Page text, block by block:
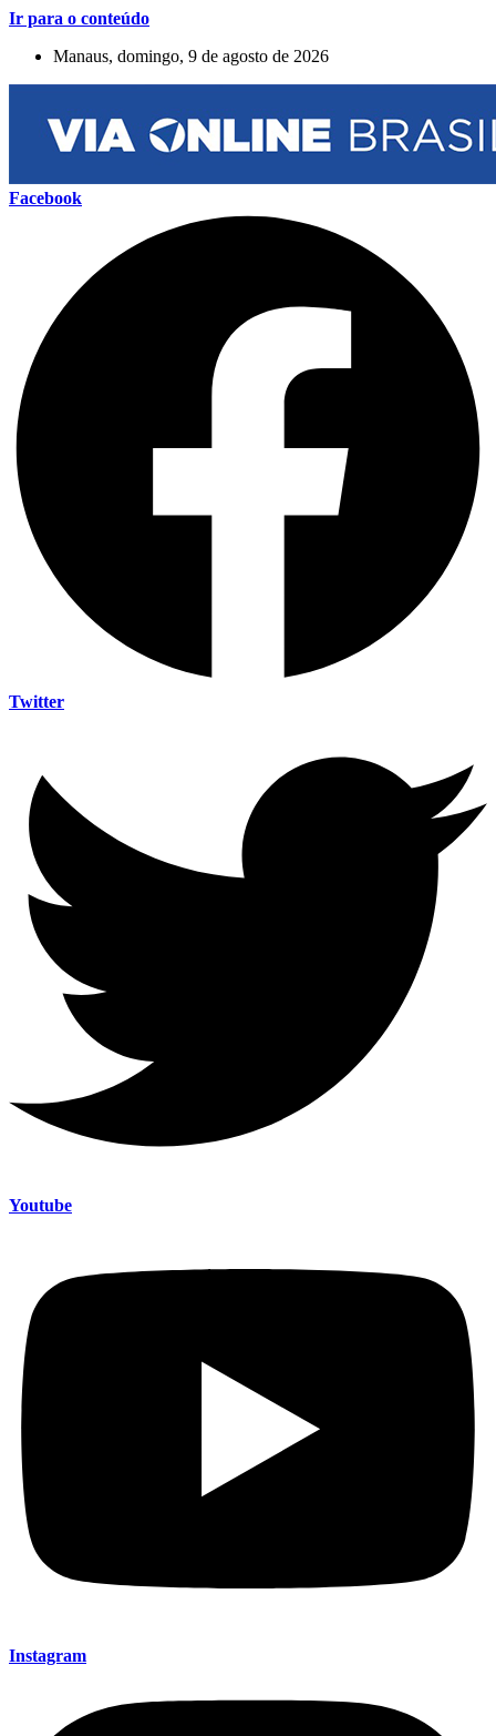
Ir para o conteúdo
Manaus, domingo, 9 de agosto de 2026
Facebook
Twitter
Youtube
Instagram